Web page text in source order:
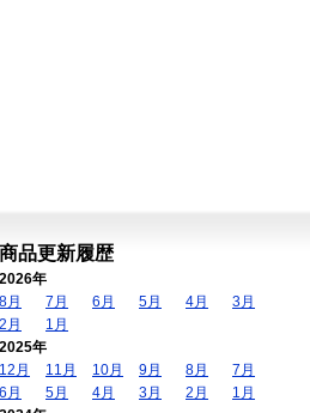
商品更新履歴
2026年
8月
7月 6月 5月 4月
3月
2月
1月
2025年
12月
11月 10月 9月 8月
7月
6月
5月 4月 3月 2月
1月